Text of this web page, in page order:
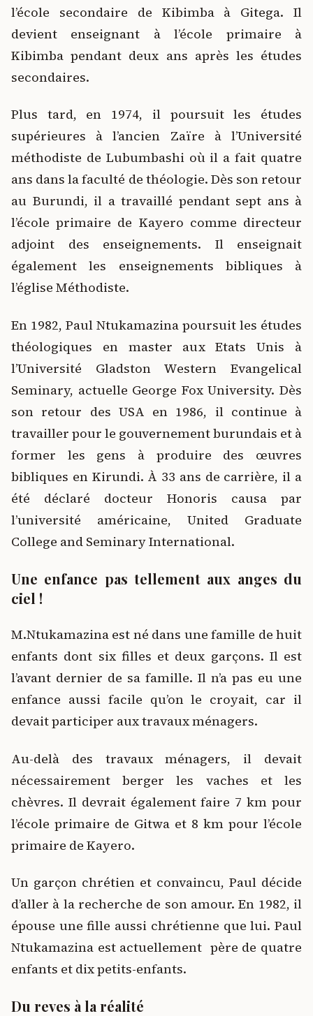
l’école secondaire de Kibimba à Gitega. Il
devient enseignant à l’école primaire à
Kibimba pendant deux ans après les études
secondaires.
Plus tard, en 1974, il poursuit les études
supérieures à l’ancien Zaïre à l’Université
méthodiste de Lubumbashi où il a fait quatre
ans dans la faculté de théologie. Dès son retour
au Burundi, il a travaillé pendant sept ans à
l’école primaire de Kayero comme directeur
adjoint des enseignements. Il enseignait
également les enseignements bibliques à
l’église Méthodiste.
En 1982, Paul Ntukamazina poursuit les études
théologiques en master aux Etats Unis à
l’Université Gladston Western Evangelical
Seminary, actuelle George Fox University. Dès
son retour des USA en 1986, il continue à
travailler pour le gouvernement burundais et à
former les gens à produire des œuvres
bibliques en Kirundi. À 33 ans de carrière, il a
été déclaré docteur Honoris causa par
l’université américaine, United Graduate
College and Seminary International.
Une enfance pas tellement aux anges du
ciel !
M.Ntukamazina est né dans une famille de huit
enfants dont six filles et deux garçons. Il est
l’avant dernier de sa famille. Il n’a pas eu une
enfance aussi facile qu’on le croyait, car il
devait participer aux travaux ménagers.
Au-delà des travaux ménagers, il devait
nécessairement berger les vaches et les
chèvres. Il devrait également faire 7 km pour
l’école primaire de Gitwa et 8 km pour l’école
primaire de Kayero.
Un garçon chrétien et convaincu, Paul décide
d’aller à la recherche de son amour. En 1982, il
épouse une fille aussi chrétienne que lui. Paul
Ntukamazina est actuellement père de quatre
enfants et dix petits-enfants.
Du reves à la réalité